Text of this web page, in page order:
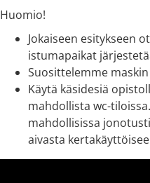
Huomio!
Jokaiseen esitykseen
istumapaikat
Suosittelemme
Käytä käsidesiä
mahdollista wc-
mahdollisissa
aivasta